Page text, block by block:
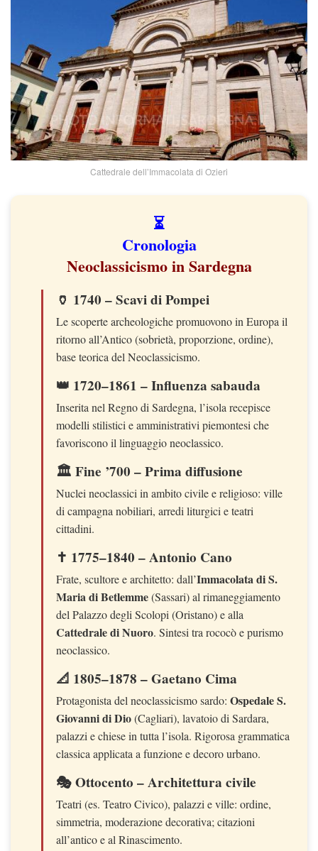
Cattedrale dell’Immacolata di Ozieri
⏳
Cronologia
Neoclassicismo in Sardegna
🏺 1740 – Scavi di Pompei
Le scoperte archeologiche promuovono in Europa il
ritorno all’Antico (sobrietà, proporzione, ordine),
base teorica del Neoclassicismo.
👑 1720–1861 – Influenza sabauda
Inserita nel Regno di Sardegna, l’isola recepisce
modelli stilistici e amministrativi piemontesi che
favoriscono il linguaggio neoclassico.
🏛 Fine ’700 – Prima diffusione
Nuclei neoclassici in ambito civile e religioso: ville
di campagna nobiliari, arredi liturgici e teatri
cittadini.
✝️ 1775–1840 – Antonio Cano
Frate, scultore e architetto: dall’Immacolata di S.
Maria di Betlemme(Sassari) al rimaneggiamento
del Palazzo degli Scolopi (Oristano) e alla
Cattedrale di Nuoro. Sintesi tra rococò e purismo
neoclassico.
📐 1805–1878 – Gaetano Cima
Protagonista del neoclassicismo sardo: Ospedale S.
Giovanni di Dio(Cagliari), lavatoio di Sardara,
palazzi e chiese in tutta l’isola. Rigorosa grammatica
classica applicata a funzione e decoro urbano.
🎭 Ottocento – Architettura civile
Teatri (es. Teatro Civico), palazzi e ville: ordine,
simmetria, moderazione decorativa; citazioni
all’antico e al Rinascimento.